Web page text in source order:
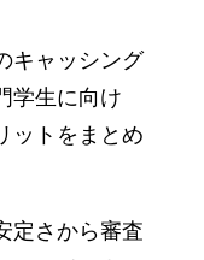
キャッシング
学生に向け
ットをまとめ
定さから審査